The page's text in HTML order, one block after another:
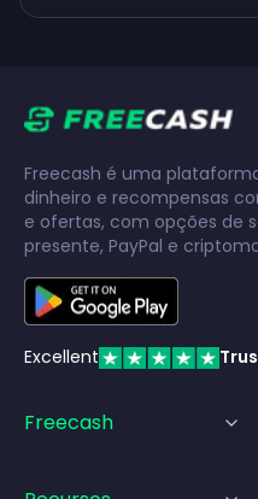
Freecash é uma
dinheiro e recompensas
e ofertas, com opções de
presente, PayPal e
Excellent
Freecash